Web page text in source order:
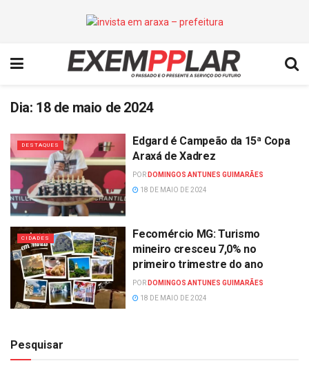
Dia: 18 de maio de 2024
DESTAQUES
Edgard é Campeão da 15ª Copa
Araxá de Xadrez
POR DOMINGOS ANTUNES GUIMARÃES
18 DE MAIO DE 2024
CIDADES
Fecomércio MG: Turismo
mineiro cresceu 7,0% no
primeiro trimestre do ano
POR DOMINGOS ANTUNES GUIMARÃES
18 DE MAIO DE 2024
Pesquisar